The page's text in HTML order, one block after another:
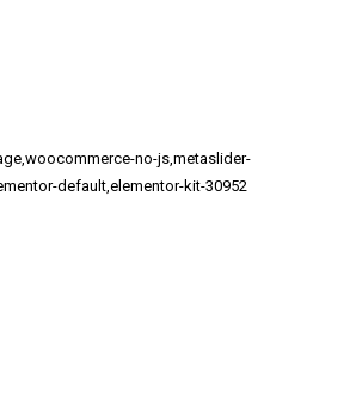
no-js,metaslider-
default,elementor-kit-30952